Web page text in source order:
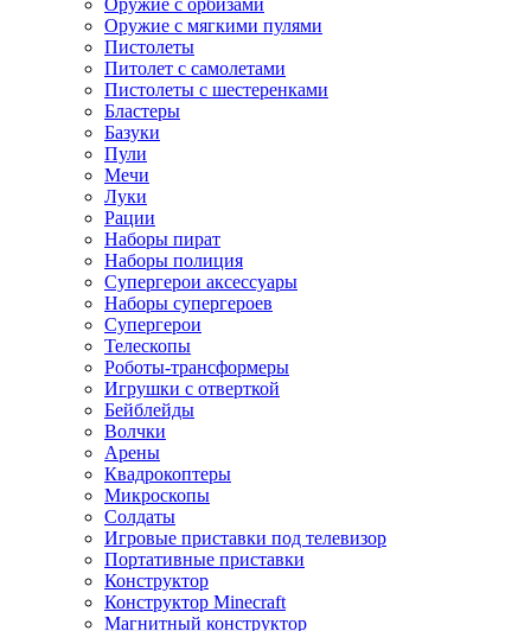
Оружие с орбизами
Оружие с мягкими пулями
Пистолеты
Питолет с самолетами
Пистолеты с шестеренками
Бластеры
Базуки
Пули
Мечи
Луки
Рации
Наборы пират
Наборы полиция
Супергерои аксессуары
Наборы супергероев
Супергерои
Телескопы
Роботы-трансформеры
Игрушки с отверткой
Бейблейды
Волчки
Арены
Квадрокоптеры
Микроскопы
Солдаты
Игровые приставки под телевизор
Портативные приставки
Конструктор
Конструктор Minecraft
Магнитный конструктор